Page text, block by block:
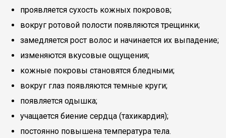
проявляется сухость кожных покровов;
вокруг ротовой полости появляются трещинки;
замедляется рост волос и начинается их выпадение;
изменяются вкусовые ощущения;
кожные покровы становятся бледными;
вокруг глаз появляются темные круги;
появляется одышка;
учащается биение сердца (тахикардия);
постоянно повышена температура тела.